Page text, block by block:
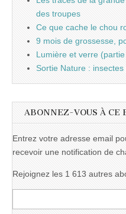
des troupes
Ce que cache le chou
9 mois de grossesse,
Lumière et verre (partie
Sortie Nature :
ABONNEZ-VOUS À CE
Entrez votre adresse email
recevoir une notification de
Rejoignez les 1 613 autres
e-